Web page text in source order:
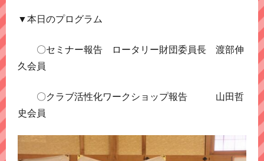
▼本日のプログラム
〇セミナー報告 ロータリー財団委員長 渡部伸
久会員
〇クラブ活性化ワークショップ報告 山田哲
史会員